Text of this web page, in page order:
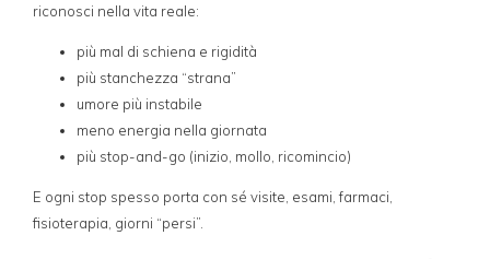
riconosci nella vita reale:
più mal di schiena e rigidità
più stanchezza “strana”
umore più instabile
meno energia nella giornata
più stop-and-go (inizio, mollo, ricomincio)
E ogni stop spesso porta con sé visite, esami, farmaci,
fisioterapia, giorni “persi”.